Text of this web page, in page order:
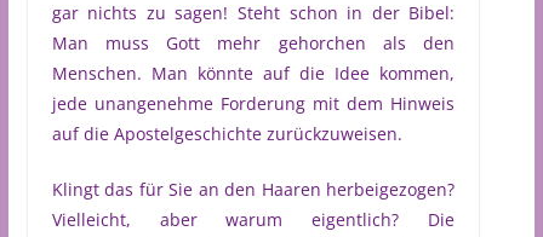
gar nichts zu sagen! Steht schon in der Bibel:
Man muss Gott mehr gehorchen als den
Menschen. Man könnte auf die Idee kommen,
jede unangenehme Forderung mit dem Hinweis
auf die Apostelgeschichte zurückzuweisen.
Klingt das für Sie an den Haaren herbeigezogen?
Vielleicht, aber warum eigentlich? Die